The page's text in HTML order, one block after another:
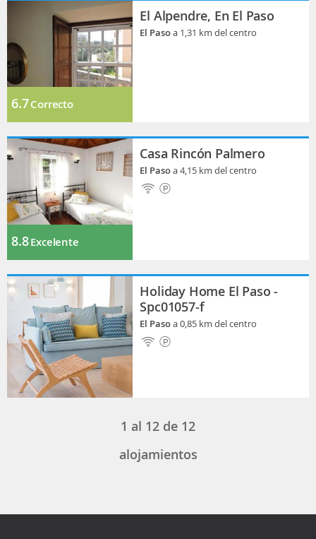
6.7Correcto
El Alpendre, En El Paso
El Pasoa 1,31 km del centro
8.8Excelente
Casa Rincón Palmero
El Pasoa 4,15 km del centro
Holiday Home El Paso -
Spc01057-f
El Pasoa 0,85 km del centro
1 al 12 de 12
alojamientos